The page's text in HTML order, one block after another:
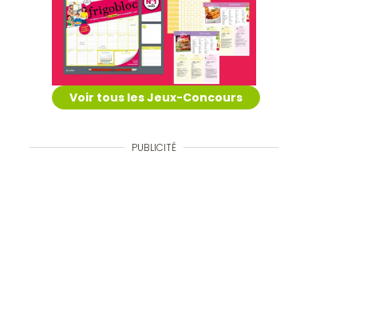
Voir tous les Jeux-Concours
PUBLICITÉ